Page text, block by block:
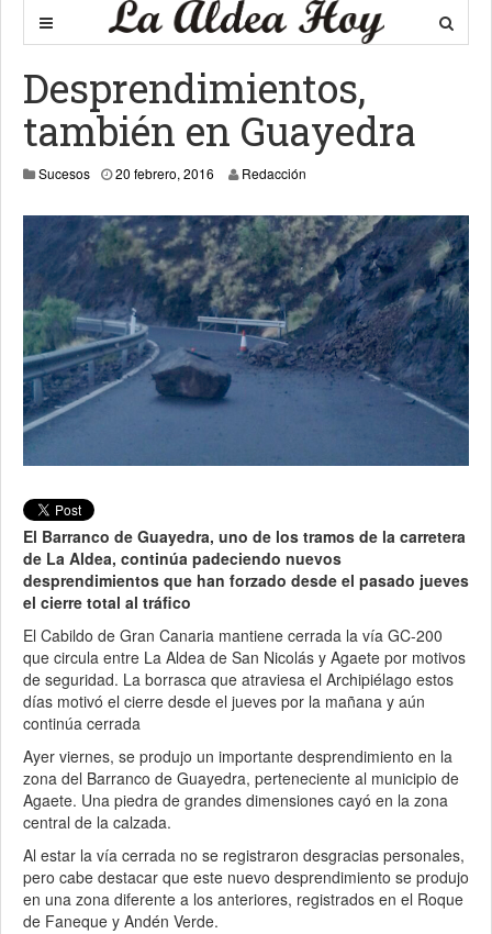
Desprendimientos,
también en Guayedra
Sucesos 20 febrero, 2016 Redacción
El Barranco de Guayedra, uno de los tramos de la carretera
de La Aldea, continúa padeciendo nuevos
desprendimientos que han forzado desde el pasado jueves
el cierre total al tráfico
El Cabildo de Gran Canaria mantiene cerrada la vía GC-200
que circula entre La Aldea de San Nicolás y Agaete por motivos
de seguridad. La borrasca que atraviesa el Archipiélago estos
días motivó el cierre desde el jueves por la mañana y aún
continúa cerrada
Ayer viernes, se produjo un importante desprendimiento en la
zona del Barranco de Guayedra, perteneciente al municipio de
Agaete. Una piedra de grandes dimensiones cayó en la zona
central de la calzada.
Al estar la vía cerrada no se registraron desgracias personales,
pero cabe destacar que este nuevo desprendimiento se produjo
en una zona diferente a los anteriores, registrados en el Roque
de Faneque y Andén Verde.